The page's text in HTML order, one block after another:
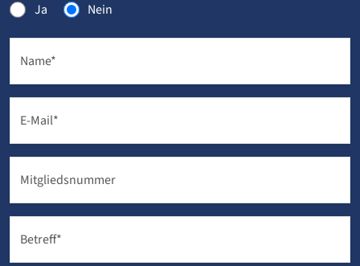
Ja Nein
Name*
E-Mail*
Mitgliedsnummer
Betreff*